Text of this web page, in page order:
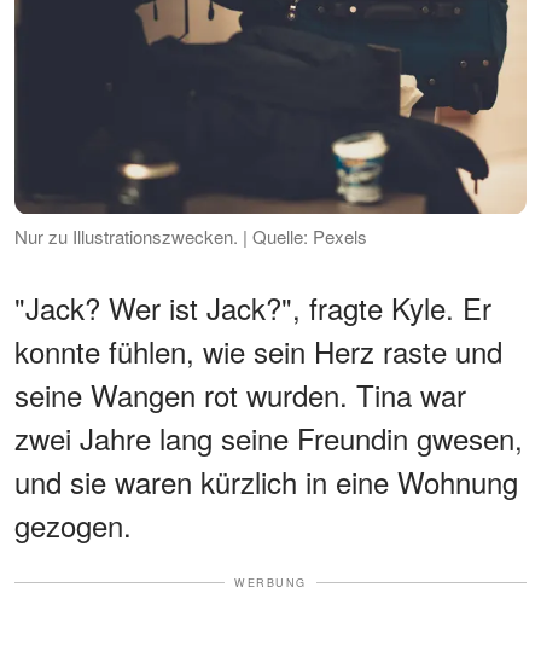
Nur zu Illustrationszwecken. | Quelle: Pexels
"Jack? Wer ist Jack?", fragte Kyle. Er
konnte fühlen, wie sein Herz raste und
seine Wangen rot wurden. Tina war
zwei Jahre lang seine Freundin gwesen,
und sie waren kürzlich in eine Wohnung
gezogen.
WERBUNG